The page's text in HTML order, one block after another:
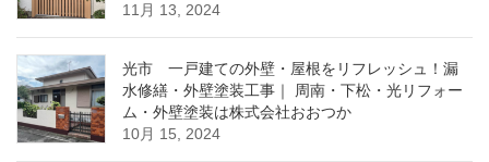
11月 13, 2024
光市 一戸建ての外壁・屋根をリフレッシュ！漏
水修繕・外壁塗装工事｜ 周南・下松・光リフォー
ム・外壁塗装は株式会社おおつか
10月 15, 2024